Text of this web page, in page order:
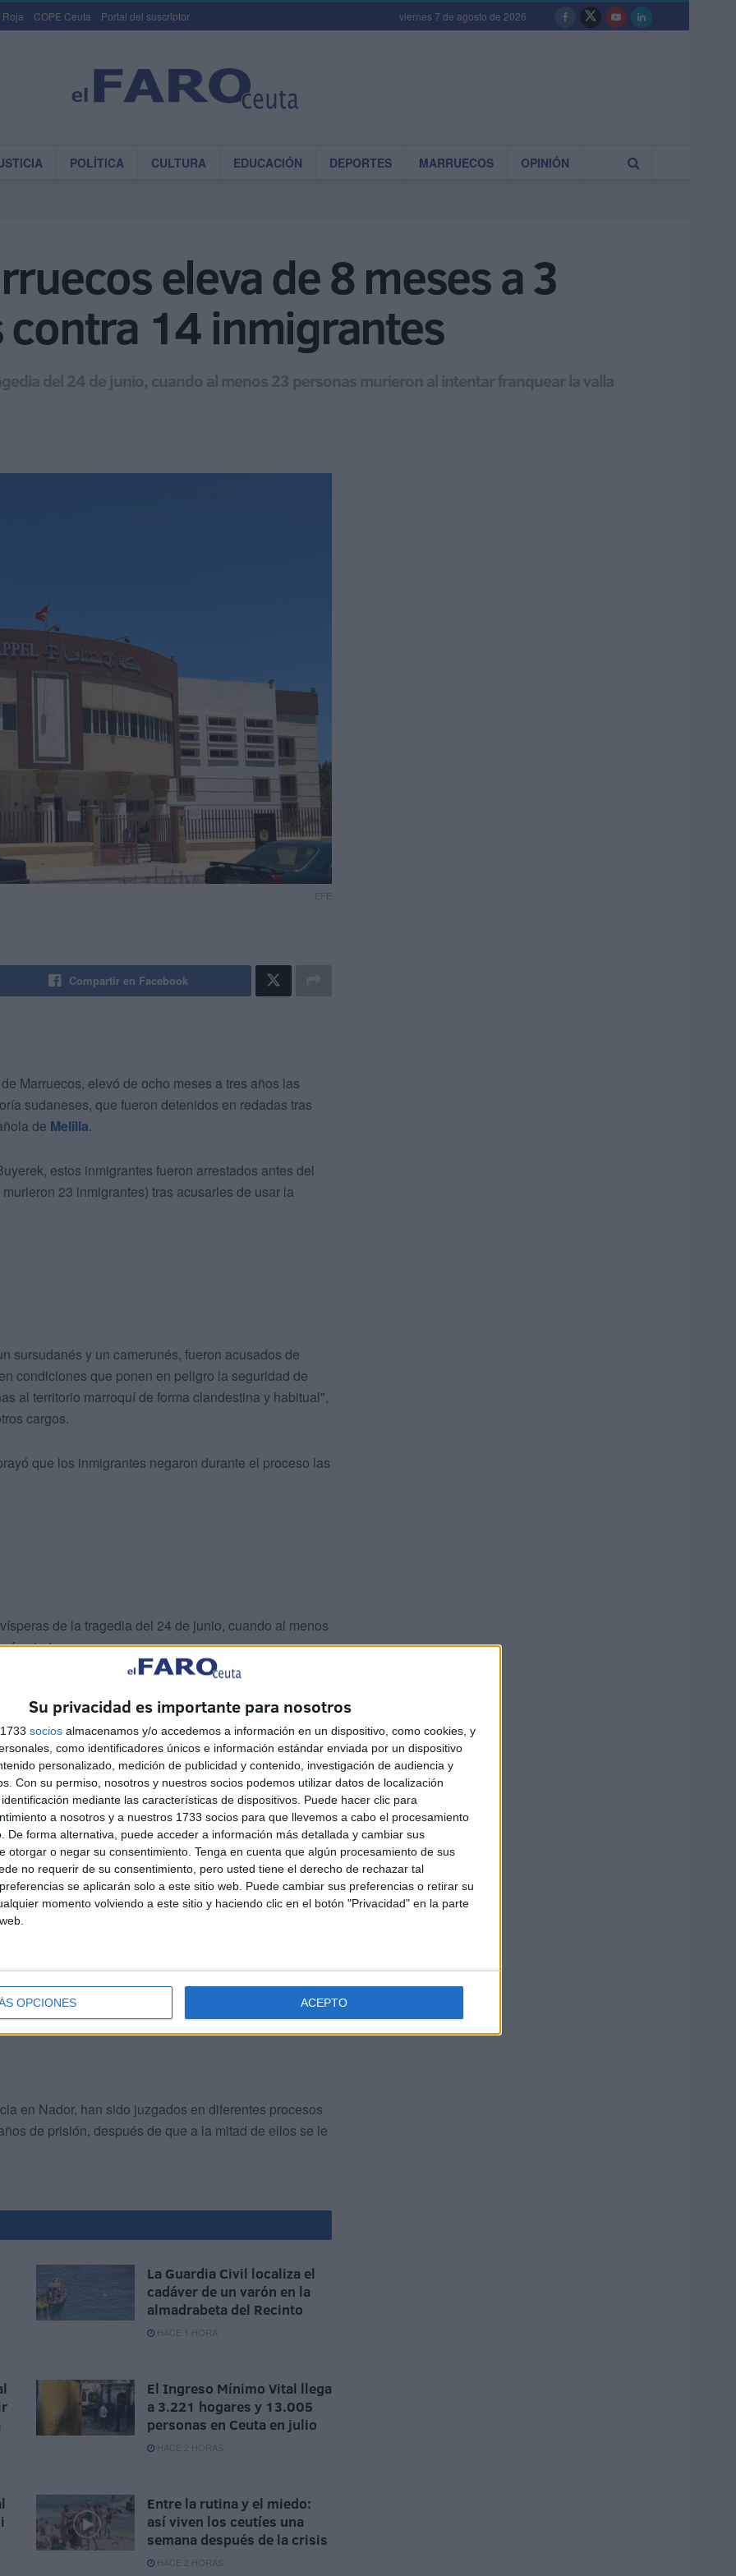
Su privacidad es importante para nosotros
socios almacenamos y/o accedemos a información en un dispositivo, como cookies, y
como identificadores únicos e información estándar enviada por un dispositivo
personalizado, medición de publicidad y contenido, investigación de audiencia y
Con su permiso, nosotros y nuestros socios podemos utilizar datos de localización
mediante las características de dispositivos. Puede hacer clic para
a nosotros y a nuestros 1733 socios para que llevemos a cabo el procesamiento
De forma alternativa, puede acceder a información más detallada y cambiar sus
otorgar o negar su consentimiento. Tenga en cuenta que algún procesamiento de sus
no requerir de su consentimiento, pero usted tiene el derecho de rechazar tal
se aplicarán solo a este sitio web. Puede cambiar sus preferencias o retirar su
momento volviendo a este sitio y haciendo clic en el botón "Privacidad" en la parte
OPCIONES ACEPTO
Roja COPE Ceuta Portal del suscriptor viernes 7 de agosto de 2026
POLÍTICA CULTURA EDUCACIÓN DEPORTES MARRUECOS OPINIÓN
eleva de 8 meses a 3
contra 14 inmigrantes
del 24 de junio, cuando al menos 23 personas murieron al intentar franquear la valla
EFE
Compartir en Facebook
Marruecos, elevó de ocho meses a tres años las
sudaneses, que fueron detenidos en redadas tras
de Melilla.
estos inmigrantes fueron arrestados antes del
23 inmigrantes) tras acusarles de usar la
sursudanés y un camerunés, fueron acusados de
condiciones que ponen en peligro la seguridad de
al territorio marroquí de forma clandestina y habitual",
cargos.
que los inmigrantes negaron durante el proceso las
de la tragedia del 24 de junio, cuando al menos
fronteriza.
cruzar a la ciudad española desde Marruecos y 133 lo
fueron devueltos en ese momento a Marruecos por
legales", según el Defensor del Pueblo español.
y por los gases y golpes de la policía, y
por las autoridades marroquíes, trasladados a
allí.
en Nador, han sido juzgados en diferentes procesos
de prisión, después de que a la mitad de ellos se le
La Guardia Civil localiza el
cadáver de un varón en la
almadrabeta del Recinto
HACE 1 HORA
El Ingreso Mínimo Vital llega
a 3.221 hogares y 13.005
personas en Ceuta en julio
HACE 2 HORAS
Entre la rutina y el miedo:
así viven los ceutíes una
semana después de la crisis
HACE 2 HORAS